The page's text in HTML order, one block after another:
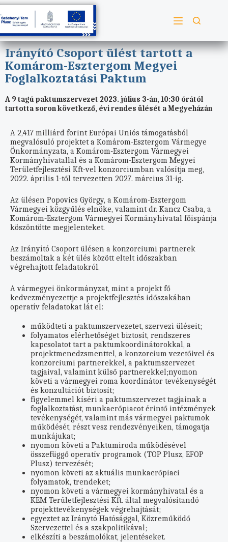
Irányító Csoport ülést tartott a
Komárom-Esztergom Megyei
Foglalkoztatási Paktum
A 9 tagú paktumszervezet 2023. július 3-án, 10:30 órától
tartotta soron következő, évi rendes ülését a Megyeházán
A 2,417 milliárd forint Európai Uniós támogatásból
megvalósuló projektet a Komárom-Esztergom Vármegye
Önkormányzata, a Komárom-Esztergom Vármegyei
Kormányhivatallal és a Komárom-Esztergom Megyei
Területfejlesztési Kft-vel konzorciumban valósítja meg,
2022. április 1-től tervezetten 2027. március 31-ig.
Az ülésen Popovics György, a Komárom-Esztergom
Vármegyei közgyűlés elnöke, valamint dr. Kancz Csaba, a
Komárom-Esztergom Vármegyei Kormányhivatal főispánja
köszöntötte megjelenteket.
Az Irányító Csoport ülésen a konzorciumi partnerek
beszámoltak a két ülés között eltelt időszakban
végrehajtott feladatokról.
A vármegyei önkormányzat, mint a projekt fő
kedvezményezettje a projektfejlesztés időszakában
operatív feladatokat lát el:
működteti a paktumszervezetet, szervezi üléseit;
folyamatos elérhetőséget biztosít, rendszeres
kapcsolatot tart a paktumkoordinátorokkal, a
projektmenedzsmenttel, a konzorcium vezetőivel és
konzorciumi partnerekkel, a paktumszervezet
tagjaival, valamint külső partnerekkel;nyomon
követi a vármegyei roma koordinátor tevékenységét
és konzultációt biztosít;
figyelemmel kíséri a paktumszervezet tagjainak a
foglalkoztatást, munkaerőpiacot érintő intézmények
tevékenységét, valamint más vármegyei paktumok
működését, részt vesz rendezvényeiken, támogatja
munkájukat;
nyomon követi a Paktumiroda működésével
összefüggő operatív programok (TOP Plusz, EFOP
Plusz) tervezését;
nyomon követi az aktuális munkaerőpiaci
folyamatok, trendeket;
nyomon követi a vármegyei kormányhivatal és a
KEM Területfejlesztési Kft. által megvalósítandó
projekttevékenységek végrehajtását;
egyeztet az Iránytó Hatósággal, Közreműködő
Szervezettel és a szakpolitikával;
elkészíti a beszámolókat, jelentéseket.